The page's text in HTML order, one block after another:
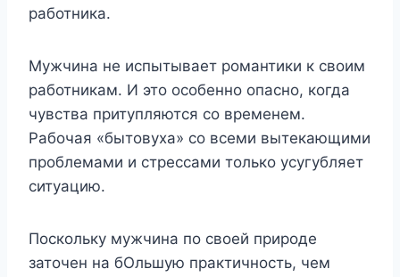
работника.
Мужчина не испытывает романтики к своим
работникам. И это особенно опасно, когда
чувства притупляются со временем.
Рабочая «бытовуха» со всеми вытекающими
проблемами и стрессами только усугубляет
ситуацию.
Поскольку мужчина по своей природе
заточен на бОльшую практичность, чем